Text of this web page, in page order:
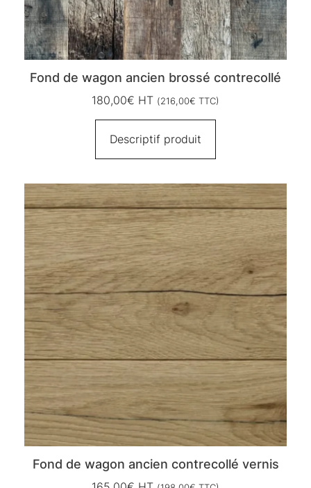
Fond de wagon ancien brossé contrecollé
180,00€ HT (216,00€ TTC)
Descriptif produit
Fond de wagon ancien contrecollé vernis